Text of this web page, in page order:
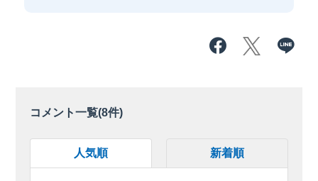
コメント一覧(8件)
人気順 新着順